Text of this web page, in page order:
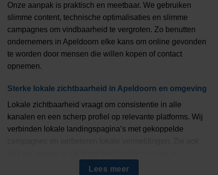
Onze aanpak is praktisch en meetbaar. We gebruiken
slimme content, technische optimalisaties en slimme
campagnes om vindbaarheid te vergroten. Zo benutten
ondernemers in Apeldoorn elke kans om online gevonden
te worden door mensen die willen kopen of contact
opnemen.
Sterke lokale zichtbaarheid in Apeldoorn en omgeving
Lokale zichtbaarheid vraagt om consistentie in alle
kanalen en een scherp profiel op relevante platforms. Wij
verbinden lokale landingspagina’s met gekoppelde
om slimme ideeën toe te passen in uw regio.
Lees meer